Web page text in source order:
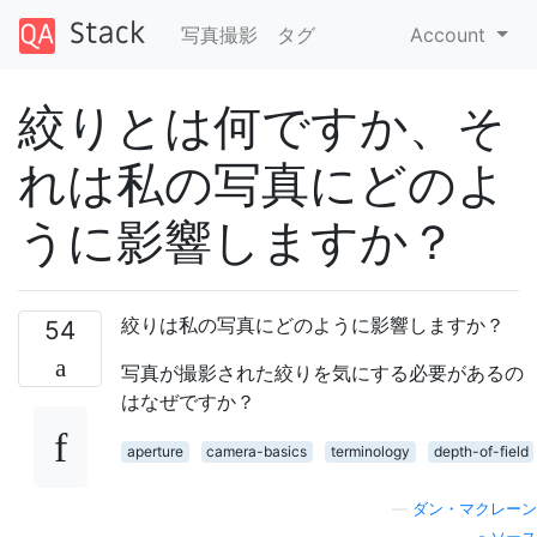
写真撮影 タグ Account
絞りとは何ですか、そ
れは私の写真にどのよ
うに影響しますか？
54
絞りは私の写真にどのように影響しますか？
写真が撮影された絞りを気にする必要があるの
はなぜですか？
aperture camera-basics terminology depth-of-field
ダン・マクレーン